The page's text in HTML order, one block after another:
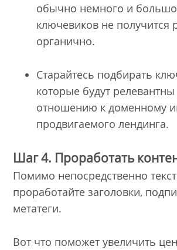
обычно немного и
ключевиков не получится
органично.
Старайтесь подбирать
которые будут
отношению к доменному
продвигаемого лендинга.
Шаг 4. Проработать
Помимо непосредственно
проработайте заголовки,
метатеги.
Вот что поможет увеличить